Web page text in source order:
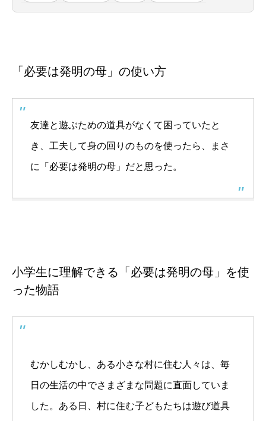
「必要は発明の母」の使い方
友達と遊ぶための道具がなくて困っていたと
き、工夫して身の回りのものを使ったら、まさ
に「必要は発明の母」だと思った。
小学生に理解できる「必要は発明の母」を使
った物語
むかしむかし、ある小さな村に住む人々は、毎
日の生活の中でさまざまな問題に直面していま
した。ある日、村に住む子どもたちは遊び道具